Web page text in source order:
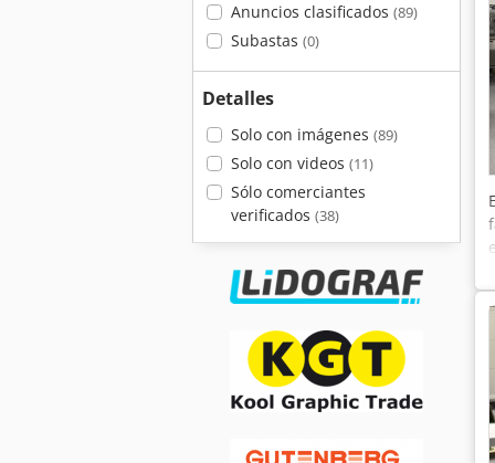
Anuncios clasificados (89)
Subastas (0)
Detalles
Solo con imágenes (89)
Solo con videos (11)
Sólo comerciantes
verificados (38)